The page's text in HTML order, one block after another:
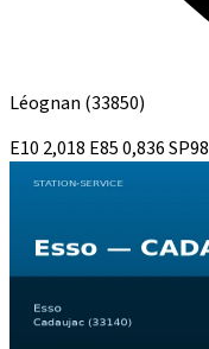
Léognan (33850)
E10 2,018 E850,836SP98